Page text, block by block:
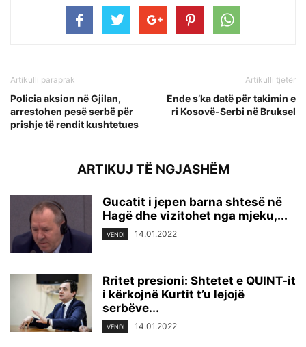
Artikulli paraprak
Policia aksion në Gjilan,
arrestohen pesë serbë për
prishje të rendit kushtetues
Artikulli tjetër
Ende s’ka datë për takimin e
ri Kosovë-Serbi në Bruksel
ARTIKUJ TË NGJASHËM
Gucatit i jepen barna shtesë në
Hagë dhe vizitohet nga mjeku,...
VENDI 14.01.2022
Rritet presioni: Shtetet e QUINT-it
i kërkojnë Kurtit t’u lejojë
serbëve...
VENDI 14.01.2022